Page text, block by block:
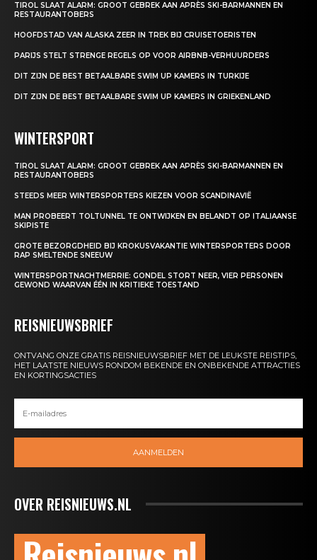
TIROL SLAAT ALARM: GROOT GEBREK AAN APRÈS SKI-BARMANNEN EN
RESTAURANTOBERS
HOOFDSTAD VAN ALASKA ZEER IN TREK BIJ CRUISETOERISTEN
PARIJS STELT STRENGE REGELS OP VOOR AIRBNB-VERHUURDERS
DIT ZIJN DE BEST BETAALBARE SWIM UP KAMERS IN TURKIJE
DIT ZIJN DE BEST BETAALBARE SWIM UP KAMERS IN GRIEKENLAND
WINTERSPORT
TIROL SLAAT ALARM: GROOT GEBREK AAN APRÈS SKI-BARMANNEN EN
RESTAURANTOBERS
STEEDS MEER WINTERSPORTERS KIEZEN VOOR SCANDINAVIË
MAN PROBEERT TOLTUNNEL TE ONTWIJKEN EN BELANDT OP ITALIAANSE
SKIPISTE
GROTE BEZORGDHEID BIJ KROKUSVAKANTIE WINTERSPORTERS DOOR
RAP SMELTENDE SNEEUW
WINTERSPORTNACHTMERRIE: GONDEL STORT NEER, VIER PERSONEN
GEWOND WAARVAN ÉÉN IN KRITIEKE TOESTAND
REISNIEUWSBRIEF
ONTVANG ONZE GRATIS REISNIEUWSBRIEF MET DE LEUKSTE REISTIPS,
HET LAATSTE NIEUWS RONDOM BEKENDE EN ONBEKENDE ATTRACTIES
EN KORTINGSACTIES
AANMELDEN
OVER REISNIEUWS.NL